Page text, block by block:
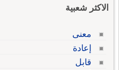
الاكثر شعبية
معنى
إعادة
قابل